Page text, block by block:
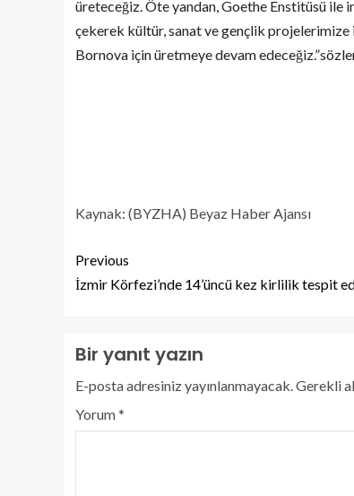
üreteceğiz. Öte yandan, Goethe Enstitüsü ile
çekerek kültür, sanat ve gençlik projelerimize
Bornova için üretmeye devam
Kaynak: (BYZHA) Beyaz Haber Ajansı
Previous
İzmir Körfezi’nde 14’üncü kez kirlilik tespit
Bir yanıt yazın
E-posta adresiniz yayınlanmayacak.Gerekli
Yorum*